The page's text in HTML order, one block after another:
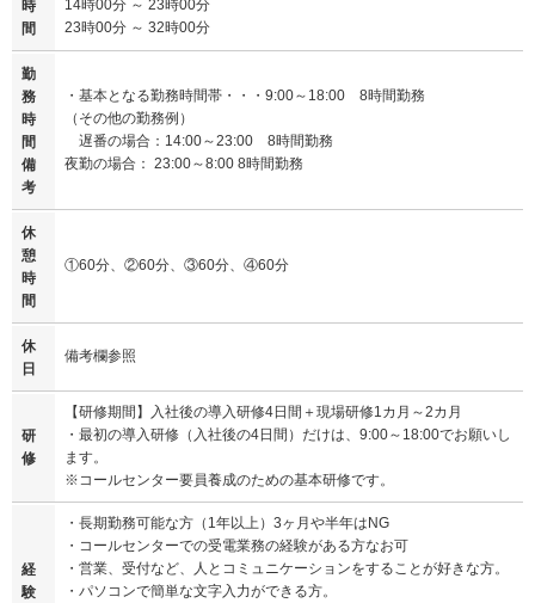
時
間
14時00分 ～ 23時00分
23時00分 ～ 32時00分
勤
務
時
間
備
考
・基本となる勤務時間帯・・・9:00～18:00 8時間勤務
（その他の勤務例）
遅番の場合：14:00～23:00 8時間勤務
夜勤の場合： 23:00～8:00 8時間勤務
休
憩
時
間
①60分、②60分、③60分、④60分
休
日
備考欄参照
研
修
【研修期間】入社後の導入研修4日間＋現場研修1カ月～2カ月
・最初の導入研修（入社後の4日間）だけは、9:00～18:00でお願いし
ます。
※コールセンター要員養成のための基本研修です。
経
験
・長期勤務可能な方（1年以上）3ヶ月や半年はNG
・コールセンターでの受電業務の経験がある方なお可
・営業、受付など、人とコミュニケーションをすることが好きな方。
・パソコンで簡単な文字入力ができる方。